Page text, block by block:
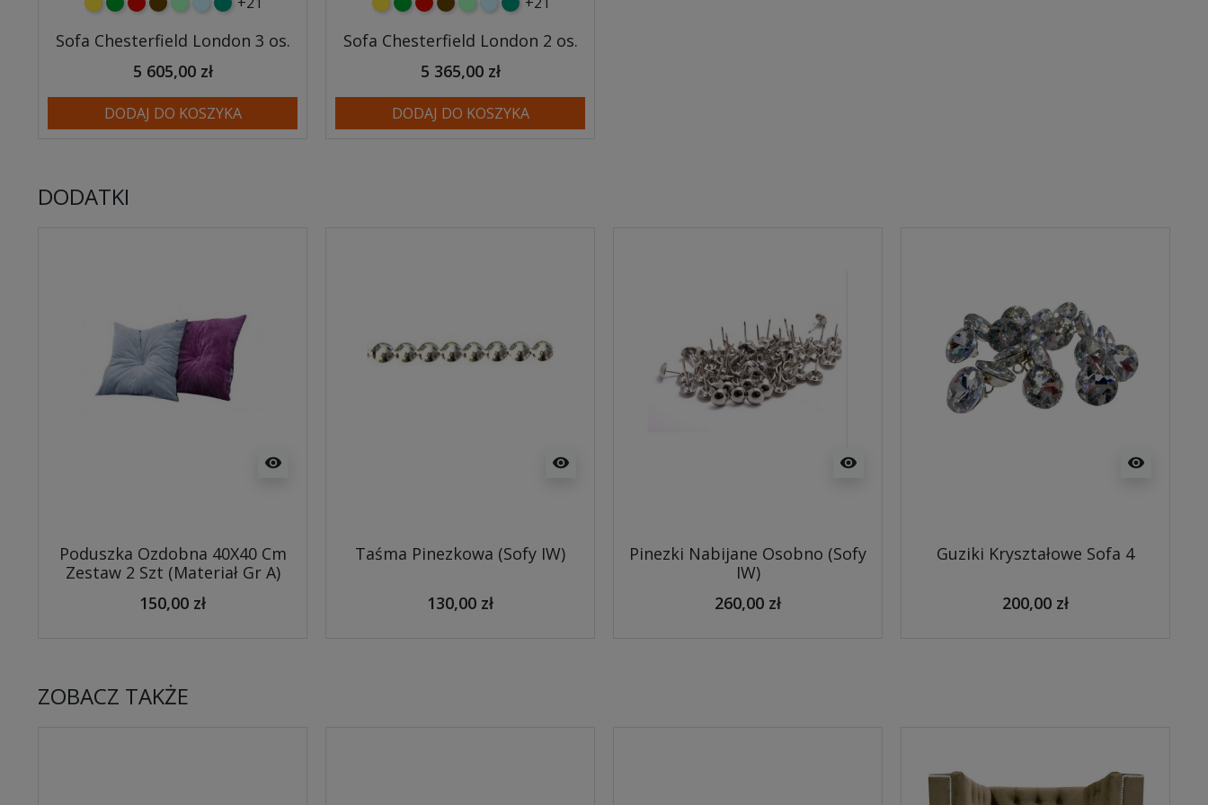
żółtyzielonyczerwony
czekoladowy
miętowybłękitny
turkusowy
Sofa Chesterfield London 3 os.
5 605,00 zł
DODAJ DO KOSZYKA
żółtyzielonyczerwony
czekoladowy
miętowybłękitny
turkusowy
Sofa Chesterfield London 2 os.
5 365,00 zł
DODAJ DO KOSZYKA
DODATKI
visibility
Poduszka Ozdobna 40X40 Cm
Zestaw 2 Szt (Materiał Gr A)
150,00 zł
visibility
Taśma Pinezkowa (Sofy IW)
130,00 zł
visibility
Pinezki Nabijane Osobno (Sofy
IW)
260,00 zł
visibility
Guziki Kryształowe Sofa 4
200,00 zł
ZOBACZ TAKŻE